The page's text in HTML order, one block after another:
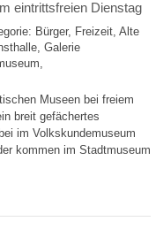
eintrittsfreien Dienstag
Bürger, Freizeit, Alte
Galerie
Museen bei freiem
breit gefächertes
im Volkskundemuseum
kommen im Stadtmuseum